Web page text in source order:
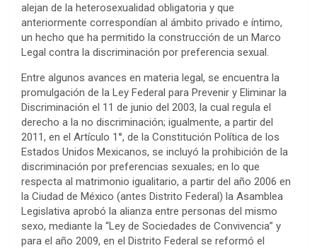
alejan de la heterosexualidad obligatoria y que
anteriormente correspondían al ámbito privado e íntimo,
un hecho que ha permitido la construcción de un Marco
Legal contra la discriminación por preferencia sexual.
Entre algunos avances en materia legal, se encuentra la
promulgación de la Ley Federal para Prevenir y Eliminar la
Discriminación el 11 de junio del 2003, la cual regula el
derecho a la no discriminación; igualmente, a partir del
2011, en el Artículo 1°, de la Constitución Política de los
Estados Unidos Mexicanos, se incluyó la prohibición de la
discriminación por preferencias sexuales; en lo que
respecta al matrimonio igualitario, a partir del año 2006 en
la Ciudad de México (antes Distrito Federal) la Asamblea
Legislativa aprobó la alianza entre personas del mismo
sexo, mediante la “Ley de Sociedades de Convivencia” y
para el año 2009, en el Distrito Federal se reformó el